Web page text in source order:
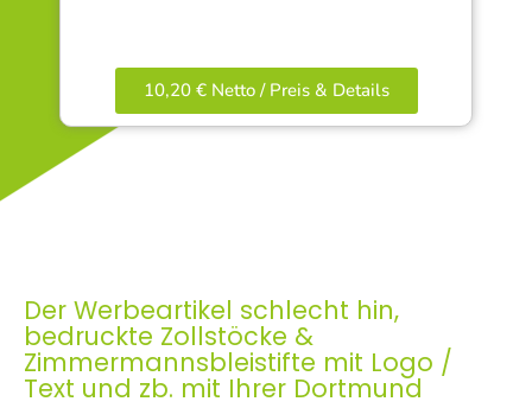
10,20 € Netto / Preis & Details
Der Werbeartikel schlecht hin,
bedruckte Zollstöcke &
Zimmermannsbleistifte mit Logo /
Text und zb. mit Ihrer Dortmund